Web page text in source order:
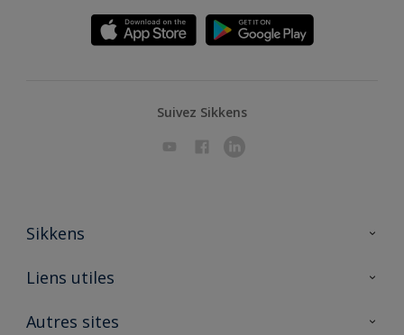
Suivez Sikkens
Sikkens
A propos de Sikkens
Liens utiles
Ouvrir un magasin PASS
Autres sites